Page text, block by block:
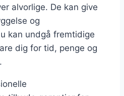
alvorlige. De kan give
og
kan undgå fremtidige
dig for tid, penge og